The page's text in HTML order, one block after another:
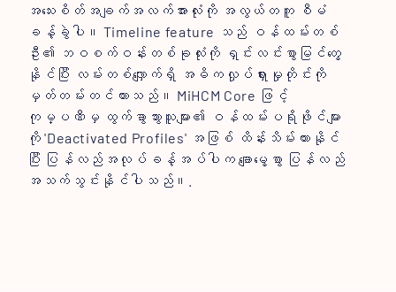
အသေးစိတ်အချက်အလက်အားလုံးကို အလွယ်တကူ စီမံ
ခန့်ခွဲပါ။ Timeline feature သည် ဝန်ထမ်းတစ်
ဦး၏ ဘဝစက်ဝန်းတစ်ခုလုံးကို ရှင်းလင်းစွာမြင်တွေ့
နိုင်ပြီး လမ်းတစ်လျှောက်ရှိ အဓိကလှုပ်ရှားမှုတိုင်းကို
မှတ်တမ်းတင်ထားသည်။ MiHCM Core ဖြင့်
ကုမ္ပဏီမှ ထွက်ခွာသွားသူများ၏ ဝန်ထမ်းပရိုဖိုင်များ
ကို 'Deactivated Profiles' အဖြစ် ထိန်းသိမ်းထားနိုင်
ပြီး ပြန်လည်အလုပ်ခန့်အပ်ပါက ချောမွေ့စွာ ပြန်လည်
အသက်သွင်းနိုင်ပါသည်။.